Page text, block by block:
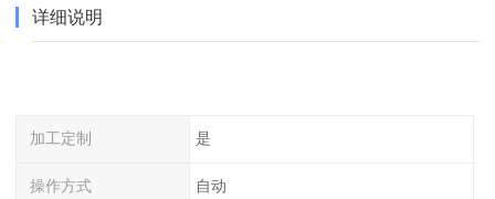
详细说明
加工定制 是
操作方式 自动